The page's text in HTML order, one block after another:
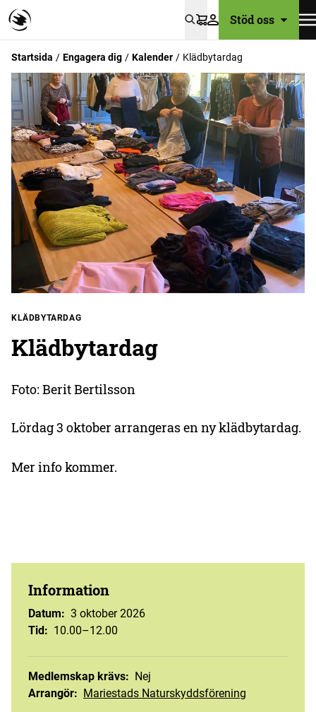
VarukorgStöd oss
Startsida Engagera dig Kalender Klädbytardag
KLÄDBYTARDAG
Klädbytardag
Foto: Berit Bertilsson
Lördag 3 oktober arrangeras en ny klädbytardag.
Mer info kommer.
Information
Datum: 3 oktober 2026
Tid: 10.00–12.00
Medlemskap krävs: Nej
Arrangör: Mariestads Naturskyddsförening